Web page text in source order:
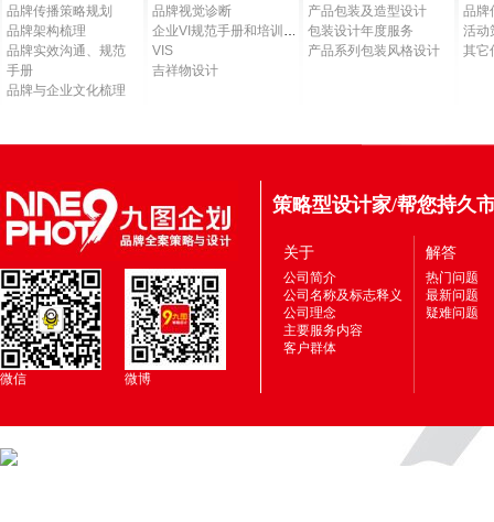
品牌传播策略规划
品牌架构梳理
品牌实效沟通、规范
手册
品牌与企业文化梳理
品牌视觉诊断
企业VI规范手册和培训手册
VIS
吉祥物设计
产品包装及造型设计
包装设计年度服务
产品系列包装风格设计
品牌
活动
其它
微信 微博
策略型设计家/帮您持久
关于
公司简介
公司名称及标志释义
公司理念
主要服务内容
客户群体
解答
热门问题
最新问题
疑难问题